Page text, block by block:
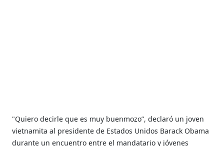
"Quiero decirle que es muy buenmozo”, declaró un joven
vietnamita al presidente de Estados Unidos Barack Obama
durante un encuentro entre el mandatario y jóvenes